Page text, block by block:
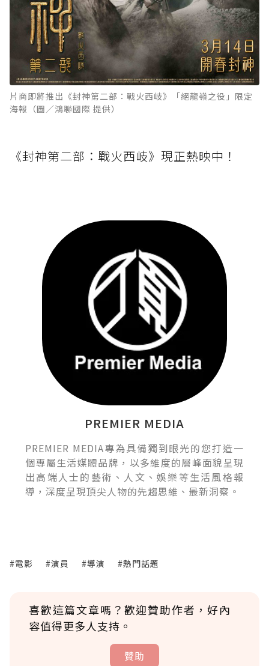
片商即將推出《封神第二部：戰火西岐》「絕龍嶺之役」限定
海報（圖／鴻聯國際 提供）
《封神第二部：戰火西岐》現正熱映中！
PREMIER MEDIA
PREMIER MEDIA專為具備獨到眼光的您打造一
個專屬生活媒體品牌，以多維度的層峰面貌呈現
出高端人士的藝術、人文、娛樂等生活風格報
導，深度呈現頂尖人物的先趨思維、最新洞察。
#電影 #演員 #導演 #熱門話題
喜歡這篇文章嗎？歡迎贊助作者，好內
容值得更多人支持。
贊助